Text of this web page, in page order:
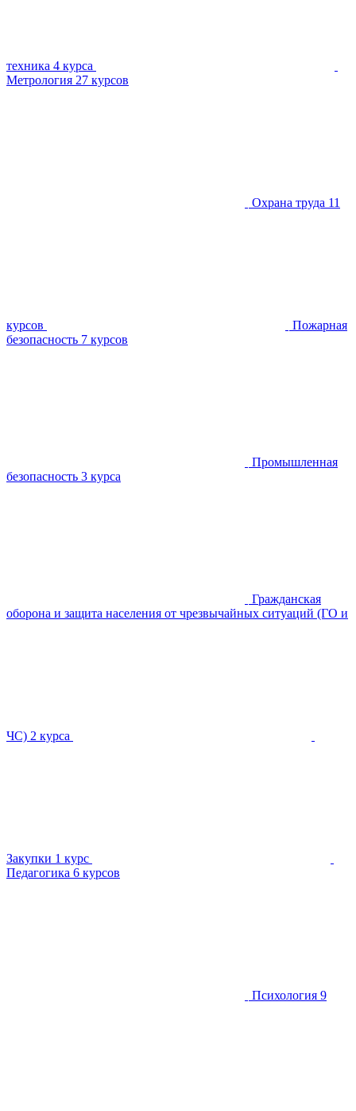
техника 4 курса
Метрология 27 курсов
Охрана труда 11
курсов
Пожарная
безопасность 7 курсов
Промышленная
безопасность 3 курса
Гражданская
оборона и защита населения от чрезвычайных ситуаций (ГО и
ЧС) 2 курса
Закупки 1 курс
Педагогика 6 курсов
Психология 9